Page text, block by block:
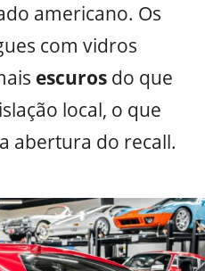
americano. Os
com vidros
escuros do que
local, o que
a abertura do recall.